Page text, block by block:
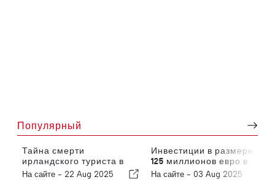
Популярный
Тайна смерти
ирландского туриста в
Алгарве
На сайте - 22 Aug 2025
Инвестиции в размере
125 миллионов евро в
развитие Алгарве
На сайте - 03 Aug 2025